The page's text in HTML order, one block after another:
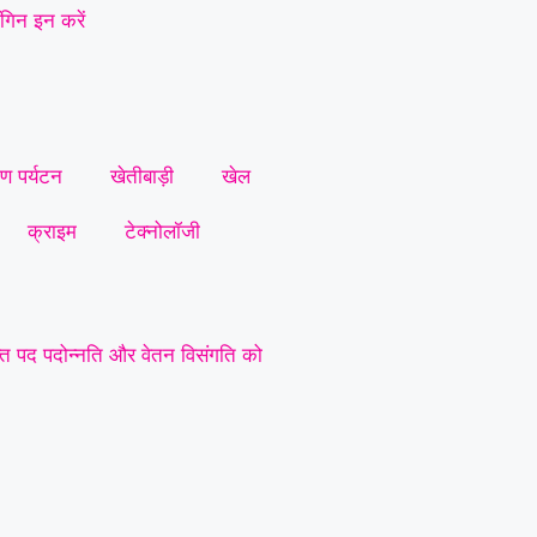
इन करें
पर्यटन खेतीबाड़ी खेल
क्राइम टेक्नोलॉजी
पदोन्नति और वेतन विसंगति को